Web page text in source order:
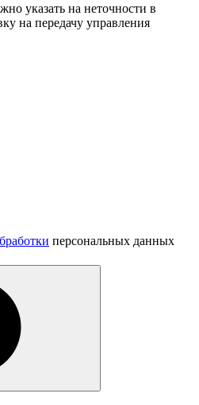
указать на неточности в
на передачу управления
персональных данных